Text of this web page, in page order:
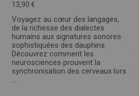
13,90 €
Voyagez au cœur des langages,
de la richesse des dialectes
humains aux signatures sonores
sophistiquées des dauphins.
Découvrez comment les
neurosciences prouvent la
synchronisation des cerveaux lors
...